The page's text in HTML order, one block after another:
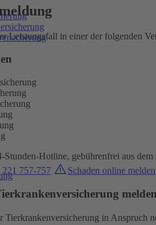
Leistungsfall in einer der folgenden
Stunden-Hotline, gebührenfrei aus
221 757-757 Schaden online melden
melden
Tierkrankenversicherung in Anspruch